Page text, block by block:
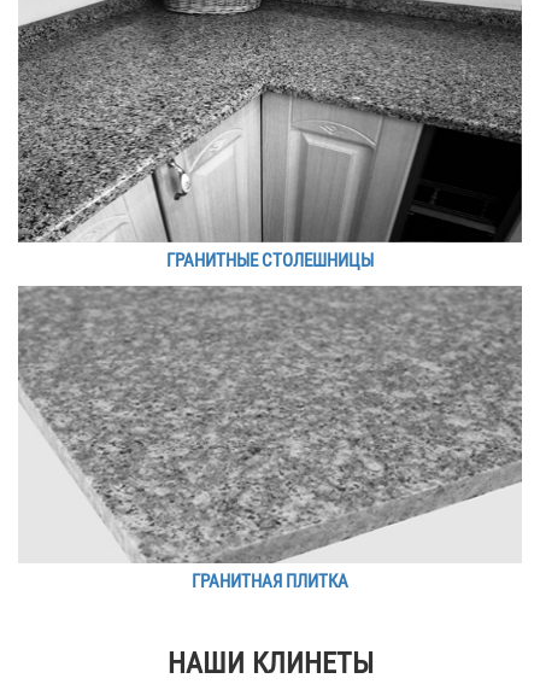
ГРАНИТНЫЕ СТОЛЕШНИЦЫ
ГРАНИТНАЯ ПЛИТКА
НАШИ КЛИНЕТЫ